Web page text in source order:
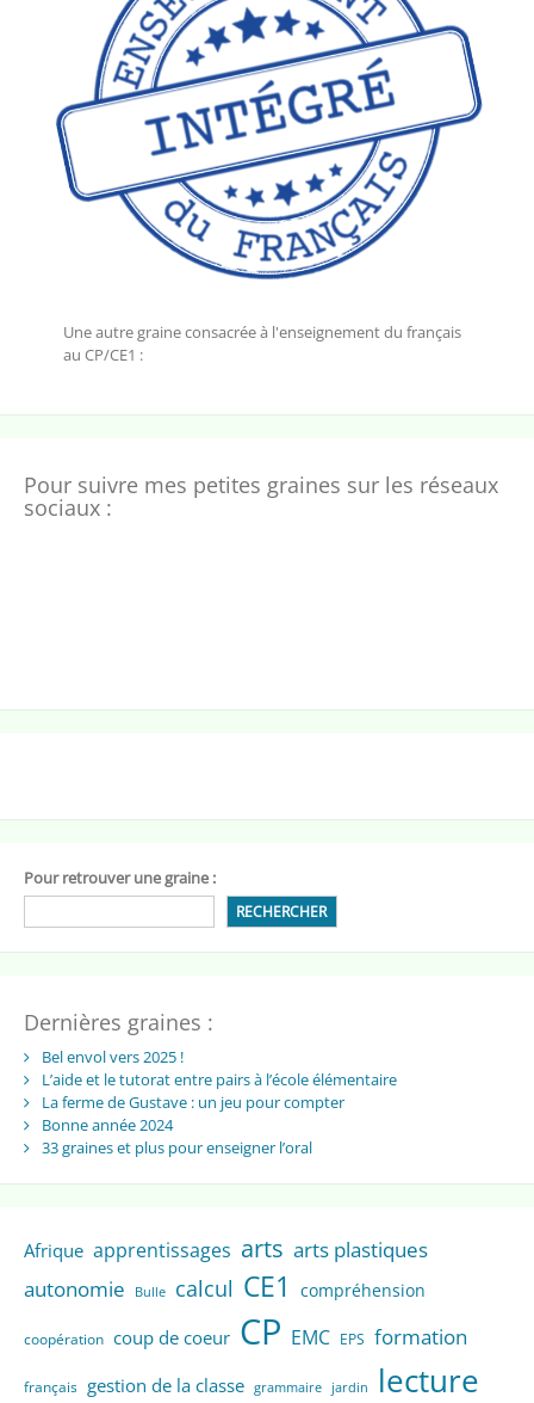
Une autre graine consacrée à l'enseignement du français
au CP/CE1 :
Pour suivre mes petites graines sur les réseaux
sociaux :
Pour retrouver une graine :
RECHERCHER
Dernières graines :
Bel envol vers 2025 !
L’aide et le tutorat entre pairs à l’école élémentaire
La ferme de Gustave : un jeu pour compter
Bonne année 2024
33 graines et plus pour enseigner l’oral
Afrique apprentissages arts arts plastiques
autonomie
Bulle calcul CE1 compréhension
coopération coup de coeur CP EMC EPS formation
français gestion de la classe grammaire jardin lecture